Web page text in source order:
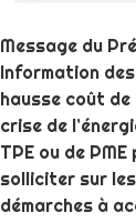
Message du
Information
hausse coût de
crise de
TPE ou de
solliciter sur
démarches à